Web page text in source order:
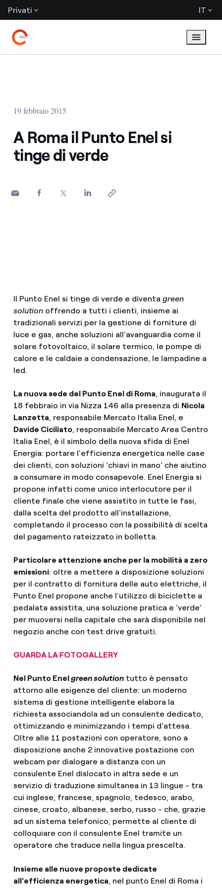
Privati IT
19 febbraio 2015
A Roma il Punto Enel si
tinge di verde
Il Punto Enel si tinge di verde e diventa green
solutionoffrendo a tutti i clienti, insieme ai
tradizionali servizi per la gestione di forniture di
luce e gas, anche soluzioni all'avanguardia come il
solare fotovoltaico, il solare termico, le pompe di
calore e le caldaie a condensazione, le lampadine a
led.
La nuova sede del Punto Enel di Roma, inaugurata il
18 febbraio in via Nizza 146 alla presenza di Nicola
Lanzetta, responsabile Mercato Italia Enel, e
Davide Ciciliato, responsabile Mercato Area Centro
Italia Enel, è il simbolo della nuova sfida di Enel
Energia: portare l'efficienza energetica nelle case
dei clienti, con soluzioni 'chiavi in mano' che aiutino
a consumare in modo consapevole. Enel Energia si
propone infatti come unico interlocutore per il
cliente finale che viene assistito in tutte le fasi,
dalla scelta del prodotto all'installazione,
completando il processo con la possibilità di scelta
del pagamento rateizzato in bolletta.
Particolare attenzione anche per la mobilità a zero
emissioni: oltre a mettere a disposizione soluzioni
per il contratto di fornitura delle auto elettriche, il
Punto Enel propone anche l'utilizzo di biciclette a
pedalata assistita, una soluzione pratica e 'verde'
per muoversi nella capitale che sarà disponibile nel
negozio anche con test drive gratuiti.
GUARDA LA FOTOGALLERY
Nel Punto Enelgreen solutiontutto è pensato
attorno alle esigenze del cliente: un moderno
sistema di gestione intelligente elabora la
richiesta associandola ad un consulente dedicato,
ottimizzando e minimizzando i tempi d'attesa.
Oltre alle 11 postazioni con operatore, sono a
disposizione anche 2 innovative postazione con
webcam per dialogare a distanza con un
consulente Enel dislocato in altra sede e un
servizio di traduzione simultanea in 13 lingue - tra
cui inglese, francese, spagnolo, tedesco, arabo,
cinese, croato, albanese, serbo, russo - che, grazie
ad un sistema telefonico, permette al cliente di
colloquiare con il consulente Enel tramite un
operatore che traduce nella lingua prescelta.
Insieme alle nuove proposte dedicate
all'efficienza energetica , nel punto Enel di Roma i